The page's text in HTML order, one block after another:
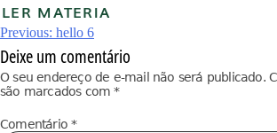
LER MATERIA
Navegação
de
Post
Previous: hello 6
Deixe um comentário
O seu endereço de e-mail não será publicado.
são marcados com*
Comentário*